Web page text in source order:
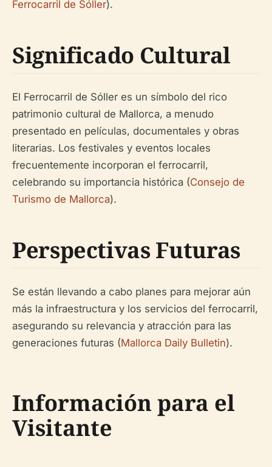
Ferrocarril de Sóller).
Significado Cultural
El Ferrocarril de Sóller es un símbolo del rico
patrimonio cultural de Mallorca, a menudo
presentado en películas, documentales y obras
literarias. Los festivales y eventos locales
frecuentemente incorporan el ferrocarril,
celebrando su importancia histórica (Consejo de
Turismo de Mallorca).
Perspectivas Futuras
Se están llevando a cabo planes para mejorar aún
más la infraestructura y los servicios del ferrocarril,
asegurando su relevancia y atracción para las
generaciones futuras (Mallorca Daily Bulletin).
Información para el
Visitante